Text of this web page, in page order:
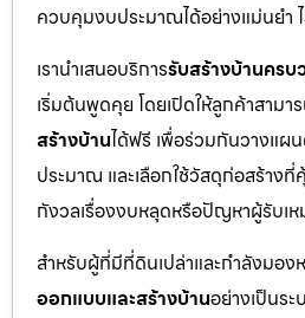
ควบคุมงบประมาณได้อย่างแม่นยำ
เรานำเสนอบริการรับสร้างบ้านครบ
เริ่มต้นพูดคุย โดยเปิดให้ลูกค้าสามาร
สร้างบ้านได้ฟรี เพื่อร่วมกันวางแผ
ประมาณ และเลือกใช้วัสดุก่อสร้าง
กังวลเรื่องงบหลุดหรือปัญหาผู้รับเ
สำหรับผู้ที่มีที่ดินเปล่าและกำลังมองห
ออกแบบและสร้างบ้านอย่างเป็นร